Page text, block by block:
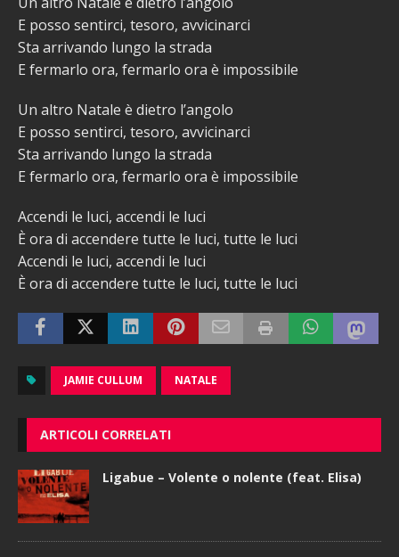
E posso sentirci, tesoro, avvicinarci
Sta arrivando lungo la strada
E fermarlo ora, fermarlo ora è impossibile
Un altro Natale è dietro l’angolo
E posso sentirci, tesoro, avvicinarci
Sta arrivando lungo la strada
E fermarlo ora, fermarlo ora è impossibile
Accendi le luci, accendi le luci
È ora di accendere tutte le luci, tutte le luci
Accendi le luci, accendi le luci
È ora di accendere tutte le luci, tutte le luci
JAMIE CULLUM NATALE
ARTICOLI CORRELATI
Ligabue – Volente o nolente (feat. Elisa)